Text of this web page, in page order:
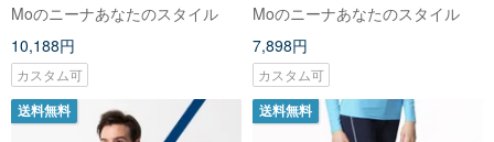
Moのニーナあなたのスタイル
10,188円
カスタム可
Moのニーナあなたのスタイル
7,898円
カスタム可
送料無料 送料無料